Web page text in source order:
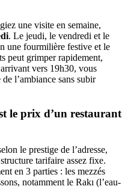
une visite en semaine,
. Le jeudi, le vendredi et le
une fourmilière festive et le
peut grimper rapidement,
vers 19h30, vous
l’ambiance sans subir
le prix d’un restaurant
le prestige de l’adresse,
tarifaire assez fixe.
en 3 parties : les mezzés
notamment le Rakı (l’eau-